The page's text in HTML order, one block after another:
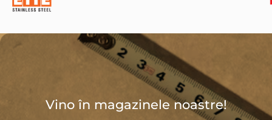
Vino în magazinele noastre!